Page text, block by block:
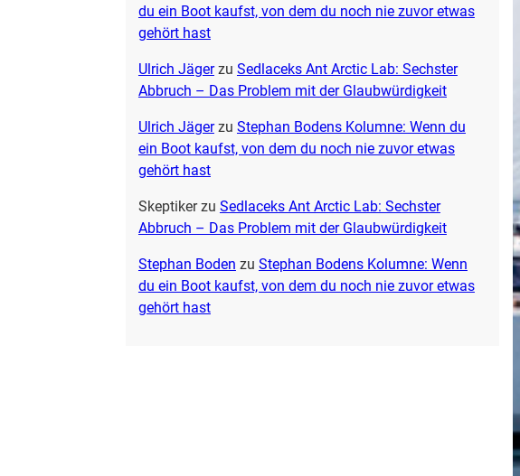
du ein Boot kaufst, von dem du noch nie zuvor etwas
gehört hast
Ulrich Jägerzu Sedlaceks Ant Arctic Lab: Sechster
Abbruch – Das Problem mit der Glaubwürdigkeit
Ulrich Jägerzu Stephan Bodens Kolumne: Wenn du
ein Boot kaufst, von dem du noch nie zuvor etwas
gehört hast
Skeptikerzu Sedlaceks Ant Arctic Lab: Sechster
Abbruch – Das Problem mit der Glaubwürdigkeit
Stephan Boden zu Stephan Bodens Kolumne: Wenn
du ein Boot kaufst, von dem du noch nie zuvor etwas
gehört hast